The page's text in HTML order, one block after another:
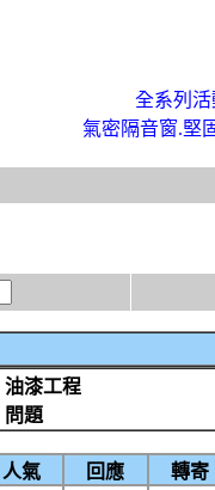
全系列
氣密隔音窗.堅
油漆工程
問題
人氣 回應 轉寄